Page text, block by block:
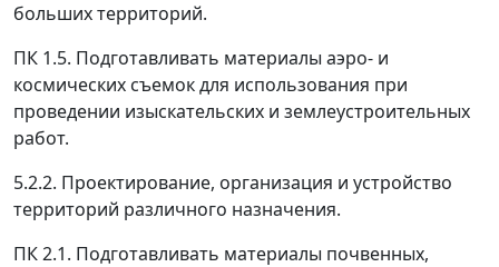
больших территорий.
ПК 1.5. Подготавливать материалы аэро- и
космических съемок для использования при
проведении изыскательских и землеустроительных
работ.
5.2.2. Проектирование, организация и устройство
территорий различного назначения.
ПК 2.1. Подготавливать материалы почвенных,